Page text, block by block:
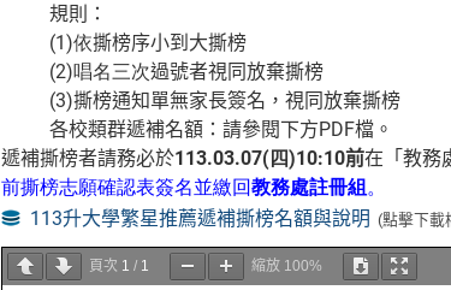
規則：
(1)依撕榜序小到大撕榜
(2)唱名三次過號者視同放棄撕榜
(3)撕榜通知單無家長簽名，視同放棄撕榜
各校類群遞補名額：請參閱下方PDF檔。
遞補撕榜者請務必於113.03.07(四)10:10前在「教務
前撕榜志願確認表簽名並繳回教務處註冊組。
113升大學繁星推薦遞補撕榜名額與說明 (點擊下載
頁次 1 / 1 縮放 100%